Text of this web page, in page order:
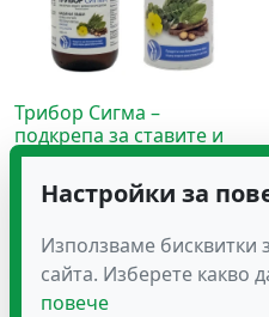
Трибор Сигма –
подкрепа за ставите и
повече подвижност с
колаген – 500 мл
Оценено с
5.00от 5
27.64€ (54.06 лв.)
Настройки за
Използваме бисквитки
сайта. Изберете какво
повече